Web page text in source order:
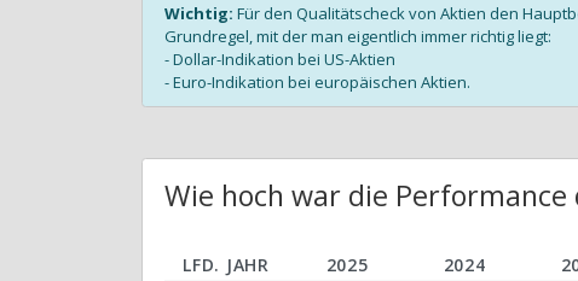
Wichtig: Für den Qualitätscheck von Aktien den
Grundregel, mit der man eigentlich immer richtig liegt:
- Dollar-Indikation bei US-Aktien
- Euro-Indikation bei europäischen Aktien.
Wie hoch war die
LFD. JAHR 2025 2024